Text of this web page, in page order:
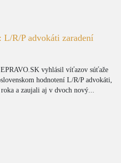
R/P advokáti zaradení
vyhlásil víťazov súťaže
hodnotení L/R/P advokáti,
a zaujali aj v dvoch nový...